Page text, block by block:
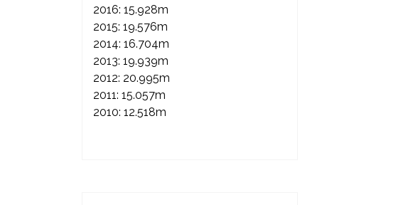
2016: 15.928m
2015: 19.576m
2014: 16.704m
2013: 19.939m
2012: 20.995m
2011: 15.057m
2010: 12.518m